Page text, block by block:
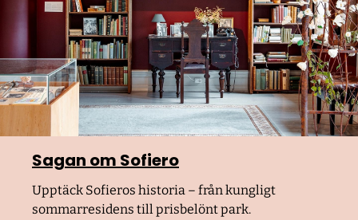
Sagan om Sofiero
Upptäck Sofieros historia – från kungligt
sommarresidens till prisbelönt park.